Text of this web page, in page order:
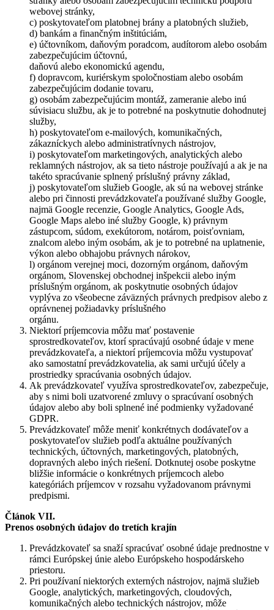
webovej stránky,
c) poskytovateľom platobnej brány a platobných služieb,
d) bankám a finančným inštitúciám,
e) účtovníkom, daňovým poradcom, audítorom alebo osobám
zabezpečujúcim účtovnú,
daňovú alebo ekonomickú agendu,
f) dopravcom, kuriérskym spoločnostiam alebo osobám
zabezpečujúcim dodanie tovaru,
g) osobám zabezpečujúcim montáž, zameranie alebo inú
súvisiacu službu, ak je to potrebné na poskytnutie dohodnutej
služby,
h) poskytovateľom e-mailových, komunikačných,
zákazníckych alebo administratívnych nástrojov,
i) poskytovateľom marketingových, analytických alebo
reklamných nástrojov, ak sa tieto nástroje používajú a ak je na
takéto spracúvanie splnený príslušný právny základ,
j) poskytovateľom služieb Google, ak sú na webovej stránke
alebo pri činnosti prevádzkovateľa používané služby Google,
najmä Google recenzie, Google Analytics, Google Ads,
Google Maps alebo iné služby Google, k) právnym
zástupcom, súdom, exekútorom, notárom, poisťovniam,
znalcom alebo iným osobám, ak je to potrebné na uplatnenie,
výkon alebo obhajobu právnych nárokov,
l) orgánom verejnej moci, dozorným orgánom, daňovým
orgánom, Slovenskej obchodnej inšpekcii alebo iným
príslušným orgánom, ak poskytnutie osobných údajov
vyplýva zo všeobecne záväzných právnych predpisov alebo z
oprávnenej požiadavky príslušného
orgánu.
Niektorí príjemcovia môžu mať postavenie
sprostredkovateľov, ktorí spracúvajú osobné údaje v mene
prevádzkovateľa, a niektorí príjemcovia môžu vystupovať
ako samostatní prevádzkovatelia, ak sami určujú účely a
prostriedky spracúvania osobných údajov.
Ak prevádzkovateľ využíva sprostredkovateľov, zabezpečuje,
aby s nimi boli uzatvorené zmluvy o spracúvaní osobných
údajov alebo aby boli splnené iné podmienky vyžadované
GDPR.
Prevádzkovateľ môže meniť konkrétnych dodávateľov a
poskytovateľov služieb podľa aktuálne používaných
technických, účtovných, marketingových, platobných,
dopravných alebo iných riešení. Dotknutej osobe poskytne
bližšie informácie o konkrétnych príjemcoch alebo
kategóriách príjemcov v rozsahu vyžadovanom právnymi
predpismi.
Článok VII.
Prenos osobných údajov do tretích krajín
Prevádzkovateľ sa snaží spracúvať osobné údaje prednostne v
rámci Európskej únie alebo Európskeho hospodárskeho
priestoru.
Pri používaní niektorých externých nástrojov, najmä služieb
Google, analytických, marketingových, cloudových,
komunikačných alebo technických nástrojov, môže